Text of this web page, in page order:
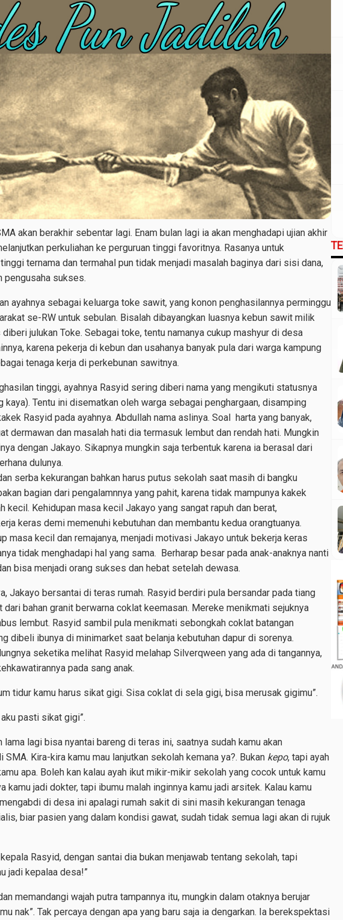
akan berakhir sebentar lagi. Enam bulan lagi ia akan menghadapi ujian akhir
perkuliahan ke perguruan tinggi favoritnya. Rasanya untuk
ternama dan termahal pun tidak menjadi masalah baginya dari sisi dana,
pengusaha sukses.
ayahnya sebagai keluarga toke sawit, yang konon penghasilannya perminggu
se-RW untuk sebulan. Bisalah dibayangkan luasnya kebun sawit milik
julukan Toke. Sebagai toke, tentu namanya cukup mashyur di desa
karena pekerja di kebun dan usahanya banyak pula dari warga kampung
tenaga kerja di perkebunan sawitnya.
tinggi, ayahnya Rasyid sering diberi nama yang mengikuti statusnya
kaya). Tentu ini disematkan oleh warga sebagai penghargaan, disamping
Rasyid pada ayahnya. Abdullah nama aslinya. Soal harta yang banyak,
dermawan dan masalah hati dia termasuk lembut dan rendah hati. Mungkin
dengan Jakayo. Sikapnya mungkin saja terbentuk karena ia berasal dari
dulunya.
serba kekurangan bahkan harus putus sekolah saat masih di bangku
bagian dari pengalamnnya yang pahit, karena tidak mampunya kakek
kecil. Kehidupan masa kecil Jakayo yang sangat rapuh dan berat,
keras demi memenuhi kebutuhan dan membantu kedua orangtuanya.
masa kecil dan remajanya, menjadi motivasi Jakayo untuk bekerja keras
tidak menghadapi hal yang sama. Berharap besar pada anak-anaknya nanti
bisa menjadi orang sukses dan hebat setelah dewasa.
Jakayo bersantai di teras rumah. Rasyid berdiri pula bersandar pada tiang
dari bahan granit berwarna coklat keemasan. Mereke menikmati sejuknya
lembut. Rasyid sambil pula menikmati sebongkah coklat batangan
dibeli ibunya di minimarket saat belanja kebutuhan dapur di sorenya.
seketika melihat Rasyid melahap Silverqween yang ada di tangannya,
pada sang anak.
tidur kamu harus sikat gigi. Sisa coklat di sela gigi, bisa merusak gigimu”.
pasti sikat gigi”.
lama lagi bisa nyantai bareng di teras ini, saatnya sudah kamu akan
Kira-kira kamu mau lanjutkan sekolah kemana ya?. Bukan kepo, tapi ayah
apa. Boleh kan kalau ayah ikut mikir-mikir sekolah yang cocok untuk kamu
kamu jadi dokter, tapi ibumu malah inginnya kamu jadi arsitek. Kalau kamu
di desa ini apalagi rumah sakit di sini masih kekurangan tenaga
biar pasien yang dalam kondisi gawat, sudah tidak semua lagi akan di rujuk
Rasyid, dengan santai dia bukan menjawab tentang sekolah, tapi
jadi kepalaa desa!”
memandangi wajah putra tampannya itu, mungkin dalam otaknya berujar
nak”. Tak percaya dengan apa yang baru saja ia dengarkan. Ia berekspektasi